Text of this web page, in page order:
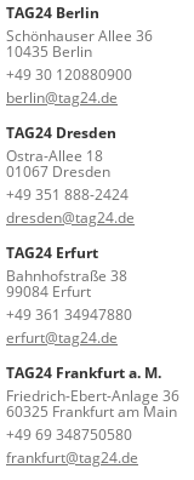
TAG24 Berlin
Schönhauser Allee 36
10435 Berlin
+49 30 120880900
berlin@tag24.de
TAG24 Dresden
Ostra-Allee 18
01067 Dresden
+49 351 888-2424
dresden@tag24.de
TAG24 Erfurt
Bahnhofstraße 38
99084 Erfurt
+49 361 34947880
erfurt@tag24.de
TAG24 Frankfurt a. M.
Friedrich-Ebert-Anlage 36
60325 Frankfurt am Main
+49 69 348750580
frankfurt@tag24.de